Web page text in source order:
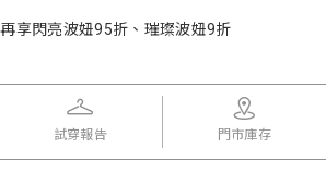
享閃亮波妞95折、璀璨波妞9折
試穿報告 門市庫存